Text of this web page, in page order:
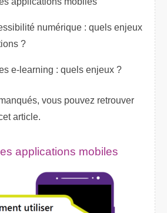
numérique : quels enjeux
?
e-learning : quels enjeux ?
vous pouvez retrouver
article.
applications mobiles